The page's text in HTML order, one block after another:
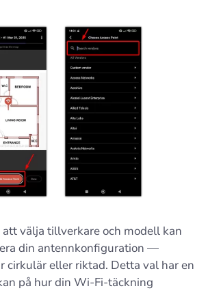
att välja tillverkare och modell kan
din antennkonfiguration —
cirkulär eller riktad. Detta val har en
på hur din Wi-Fi-täckning